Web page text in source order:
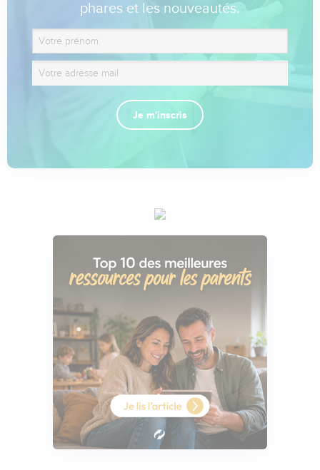
phares et les nouveautés.
Je m'inscris